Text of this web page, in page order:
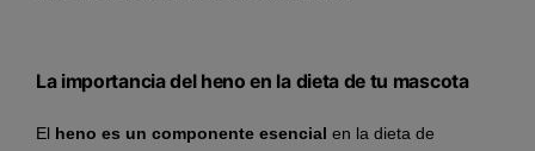
La importancia del heno en la dieta de tu mascota
El heno es un componente esencial en la dieta de